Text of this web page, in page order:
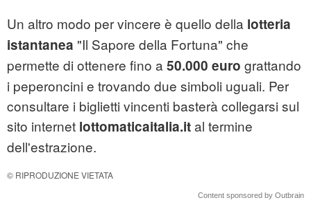
Un altro modo per vincere è quello della lotteria
istantanea "Il Sapore della Fortuna" che
permette di ottenere fino a 50.000 euro grattando
i peperoncini e trovando due simboli uguali. Per
consultare i biglietti vincenti basterà collegarsi sul
sito internet lottomaticaitalia.ital termine
dell'estrazione.
© RIPRODUZIONE VIETATA
Content sponsored by Outbrain